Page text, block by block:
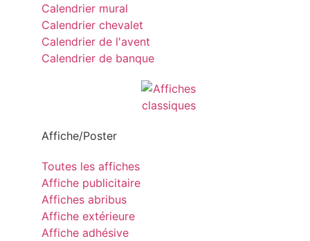
Calendrier mural
Calendrier chevalet
Calendrier de l'avent
Calendrier de banque
Affiche/Poster
Toutes les affiches
Affiche publicitaire
Affiches abribus
Affiche extérieure
Affiche adhésive